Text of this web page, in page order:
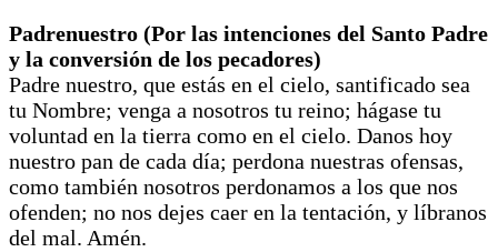
Padrenuestro (Por las intenciones del Santo Padre
y la conversión de los pecadores)
Padre nuestro, que estás en el cielo, santificado sea
tu Nombre; venga a nosotros tu reino; hágase tu
voluntad en la tierra como en el cielo. Danos hoy
nuestro pan de cada día; perdona nuestras ofensas,
como también nosotros perdonamos a los que nos
ofenden; no nos dejes caer en la tentación, y líbranos
del mal. Amén.